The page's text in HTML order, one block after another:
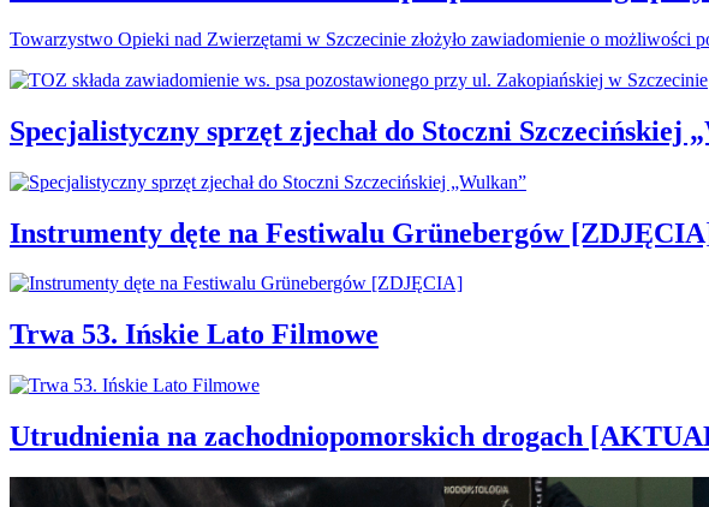
Towarzystwo Opieki nad Zwierzętami w Szczecinie złożyło zawiadomienie o możliwości
Specjalistyczny sprzęt zjechał do Stoczni Szczecińskiej
Instrumenty dęte na Festiwalu Grünebergów
Trwa 53. Ińskie Lato Filmowe
Utrudnienia na zachodniopomorskich drogach